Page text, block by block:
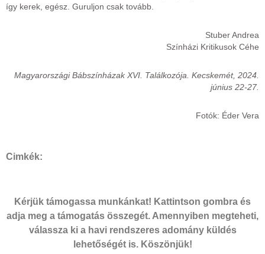
így kerek, egész. Guruljon csak tovább.
Stuber Andrea
Színházi Kritikusok Céhe
Magyarországi Bábszínházak XVI. Találkozója. Kecskemét, 2024.
június 22-27.
Fotók: Éder Vera
Cimkék:
Kérjük támogassa munkánkat! Kattintson gombra és
adja meg a támogatás összegét. Amennyiben megteheti,
válassza ki a havi rendszeres adomány küldés
lehetőségét is. Köszönjük!